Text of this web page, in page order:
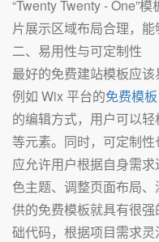
“Twenty Twenty - One”
片展示区域布局合理，能
二、易用性与可定制性
最好的免费建站模板应该
例如 Wix 平台的免费模板
的编辑方式，用户可以
等元素。同时，可定制
应允许用户根据自身需
色主题、调整页面布局
供的免费模板就具有很
础代码，根据项目需求